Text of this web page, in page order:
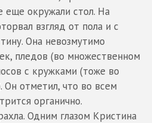
еще окружали стол. На
взгляд от пола и с
Она невозмутимо
пледов (во множественном
с кружками (тоже во
Он отметил, что во всем
органично.
Одним глазом Кристина